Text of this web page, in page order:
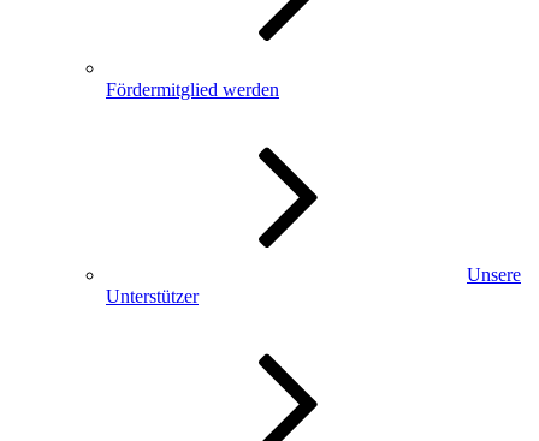
Fördermitglied werden
Unsere
Unterstützer